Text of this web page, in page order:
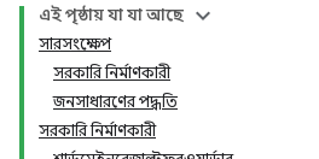
এই পৃষ্ঠায় যা যা আছে
সারসংক্ষেপ
সরকারি নির্মাণকারী
জনসাধারণের পদ্ধতি
সরকারি নির্মাণকারী